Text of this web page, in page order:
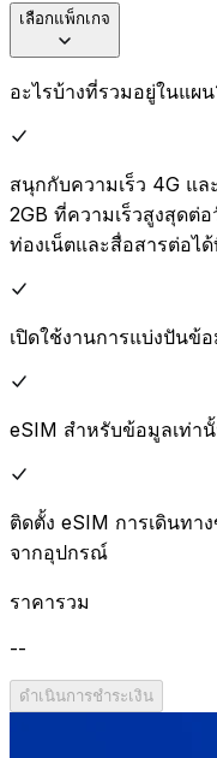
เลือกแพ็กเกจ
อะไรบ้างที่รวมอยู่ในแผน
สนุกกับความเร็ว 4G แ
2GB ที่ความเร็วสูงสุดต่
ท่องเน็ตและสื่อสารต่อไ
เปิดใช้งานการแบ่งปันข้
eSIM สำหรับข้อมูลเท่า
ติดตั้ง eSIM การเดินทา
จากอุปกรณ์
ราคารวม
--
ดำเนินการชำระเงิน